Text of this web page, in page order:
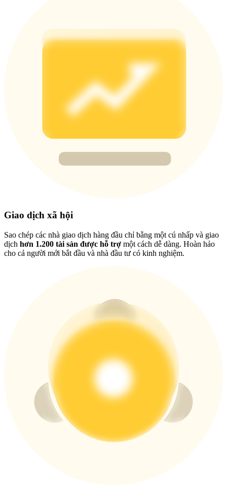
Deposit & Trade BTC to Share 25000 USDT prize pool!
Deposit CASHCAT & Win
Share 500000 CASHCAT prize pool
Exclusive for BitMart Users
Register & Trade to Win 500,000 USDT
Trade Gold & Silver · 33,333 USDT Bonus
BTC New User Exclusive: 6.5% APR
BTC Flexible Staking | Daily Rewards
Giao dịch xã hội
Sao chép các nhà giao dịch hàng đầu chỉ bằng một cú nhấp và giao
dịch hơn 1.200 tài sản được hỗ trợ một cách dễ dàng. Hoàn hảo
cho cả người mới bắt đầu và nhà đầu tư có kinh nghiệm.